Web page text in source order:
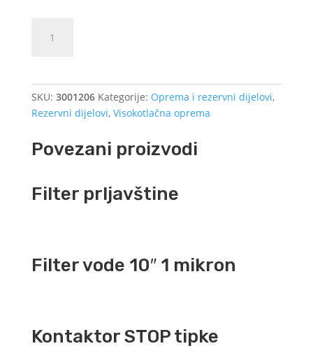
crijevo
SKU: 3001206 Kategorije: Oprema i rezervni dijelovi,
Rezervni dijelovi, Visokotlačna oprema
Povezani proizvodi
Filter prljavštine
Filter vode 10″ 1 mikron
Kontaktor STOP tipke